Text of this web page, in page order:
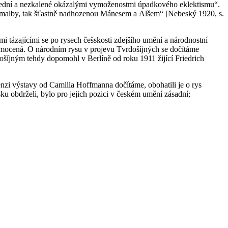
a nezkalené okázalými vymoženostmi úpadkového eklektismu“.
tak šťastně nadhozenou Mánesem a Alšem“ [Nebeský 1920, s.
tázajícími se po rysech češskosti zdejšího umění a národnostní
O národním rysu v projevu Tvrdošíjných se dočítáme
tehdy dopomohl v Berlíně od roku 1911 žijící Friedrich
výstavy od Camilla Hoffmanna dočítáme, obohatili je o rys
obdrželi, bylo pro jejich pozici v českém umění zásadní;